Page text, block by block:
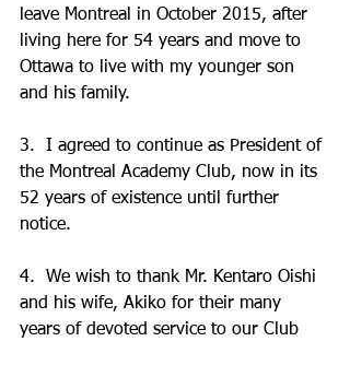
leave Montreal in October 2015, after
living here for 54 years and move to
Ottawa to live with my younger son
and his family.
3.  I agreed to continue as President of
the Montreal Academy Club, now in its
52 years of existence until further
notice.
4.  We wish to thank Mr. Kentaro Oishi
and his wife, Akiko for their many
years of devoted service to our Club